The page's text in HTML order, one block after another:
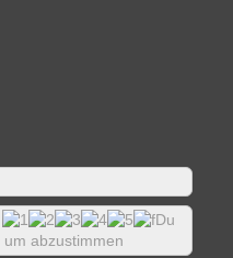
Du
um abzustimmen